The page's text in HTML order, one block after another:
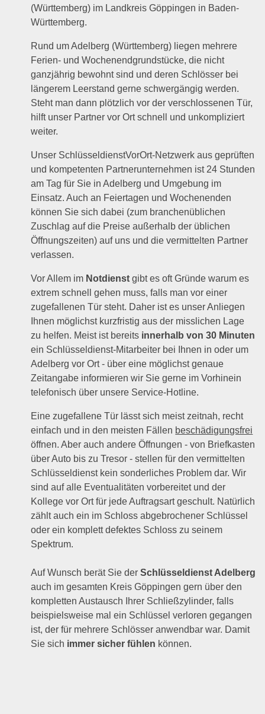
(Württemberg) im Landkreis Göppingen in Baden-
Württemberg.
Rund um Adelberg (Württemberg) liegen mehrere
Ferien- und Wochenendgrundstücke, die nicht
ganzjährig bewohnt sind und deren Schlösser bei
längerem Leerstand gerne schwergängig werden.
Steht man dann plötzlich vor der verschlossenen Tür,
hilft unser Partner vor Ort schnell und unkompliziert
weiter.
Unser SchlüsseldienstVorOrt-Netzwerk aus geprüften
und kompetenten Partnerunternehmen ist 24 Stunden
am Tag für Sie in Adelberg und Umgebung im
Einsatz. Auch an Feiertagen und Wochenenden
können Sie sich dabei (zum branchenüblichen
Zuschlag auf die Preise außerhalb der üblichen
Öffnungszeiten) auf uns und die vermittelten Partner
verlassen.
Vor Allem im Notdienst gibt es oft Gründe warum es
extrem schnell gehen muss, falls man vor einer
zugefallenen Tür steht. Daher ist es unser Anliegen
Ihnen möglichst kurzfristig aus der misslichen Lage
zu helfen. Meist ist bereits innerhalb von 30 Minuten
ein Schlüsseldienst-Mitarbeiter bei Ihnen in oder um
Adelberg vor Ort - über eine möglichst genaue
Zeitangabe informieren wir Sie gerne im Vorhinein
telefonisch über unsere Service-Hotline.
Eine zugefallene Tür lässt sich meist zeitnah, recht
einfach und in den meisten Fällen beschädigungsfrei
öffnen. Aber auch andere Öffnungen - von Briefkasten
über Auto bis zu Tresor - stellen für den vermittelten
Schlüsseldienst kein sonderliches Problem dar. Wir
sind auf alle Eventualitäten vorbereitet und der
Kollege vor Ort für jede Auftragsart geschult. Natürlich
zählt auch ein im Schloss abgebrochener Schlüssel
oder ein komplett defektes Schloss zu seinem
Spektrum.
Auf Wunsch berät Sie derSchlüsseldienst Adelberg
auch im gesamten Kreis Göppingen gern über den
kompletten Austausch Ihrer Schließzylinder, falls
beispielsweise mal ein Schlüssel verloren gegangen
ist, der für mehrere Schlösser anwendbar war. Damit
Sie sich immer sicher fühlen können.